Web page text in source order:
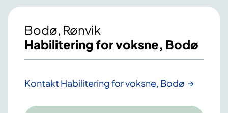
Bodø, Rønvik
Habilitering for voksne, Bodø
Kontakt Habilitering for voksne, Bodø